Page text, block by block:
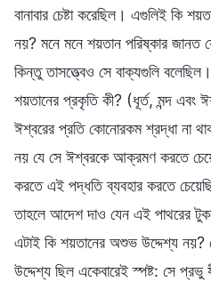
বানাবার চেষ্টা করেছিল। এগুলিই কি
নয়? মনে মনে শয়তান পরিষ্কার জানত
কিন্তু তাসত্ত্বেও সে বাক্যগুলি
শয়তানের প্রকৃতি কী? (ধূর্ত, মন্দ এবং
ঈশ্বরের প্রতি কোনোরকম শ্রদ্ধা না
নয় যে সে ঈশ্বরকে আক্রমণ করতে
করতে এই পদ্ধতি ব্যবহার করতে
তাহলে আদেশ দাও যেন এই পাথরের
এটাই কি শয়তানের অশুভ উদ্দেশ্য নয়?
উদ্দেশ্য ছিল একেবারেই স্পষ্ট: সে প্রভু